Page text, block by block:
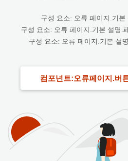
구성 요소: 오류 페이지.기
구성 요소: 오류 페이지.기본 설명.
구성 요소: 오류 페이지.기본 설
컴포넌트:오류페이지.버